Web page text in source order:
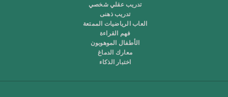
تدريب عقلي شخصي
تدريب ذهنى
العاب الرياضيات الممتعة
فهم القراءة
الأطفال الموهوبون
معارك الدماغ
اختبار الذكاء